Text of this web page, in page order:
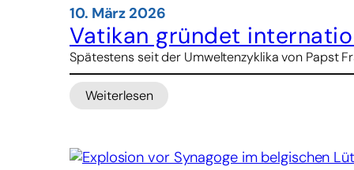
10. März 2026
Vatikan gründet
Spätestens seit der Umweltenzyklika von Papst
Weiterlesen
:
internationales